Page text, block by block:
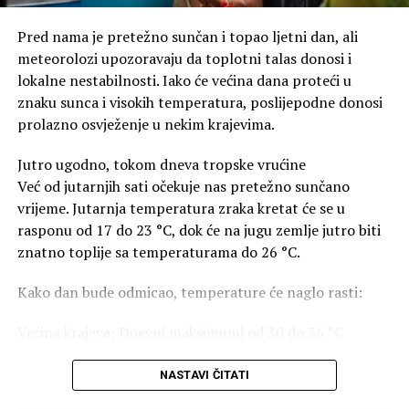
hemisfere.
Sam Indijskookeanski dipol obično izaziva manji
poremećaj. Međutim, u kombinaciji sa Super El Ninjom
može nastati znatno izraženiji lanac područja visokog i
Kako taj atmosferski talas prelazi preko Sjeverne
Amerike, pojačane putanje oluja podstiču stvaranje
područja niskog vazdušnog pritiska iznad sjevernog
Atlantika. To zatim pogoduje dotoku vazduha sa zapada
tropskih okeanskih pojava. Ipak, istraživanja pokazuju da
se tokom snažnog Super El Ninja i pozitivnog IOD-a
bitnije pridonijeti ublažavanje suše, tako da sesuša i
vrućinenastavlja i u narednih 7-10 dana.
“Trenutno, nekih naznaka zakišnije vrijemeima iza 17.
avgusta, ali to je još daleko”, objavljeno je na BHmeteo.
Srpskainfo
Pred nama je pretežno sunčan i topao ljetni dan, ali
meteorolozi upozoravaju da toplotni talas donosi i
lokalne nestabilnosti. Iako će većina dana proteći u
znaku sunca i visokih temperatura, poslijepodne donosi
prolazno osvježenje u nekim krajevima.
Jutro ugodno, tokom dneva tropske vrućine
Već od jutarnjih sati očekuje nas pretežno sunčano
vrijeme. Jutarnja temperatura zraka kretat će se u
rasponu od 17 do 23 °C, dok će na jugu zemlje jutro biti
znatno toplije sa temperaturama do 26 °C.
Kako dan bude odmicao, temperature će naglo rasti:
Jug zemlje: Izuzetno vruće sa temperaturama koje će
dostizati i 40 °C
NASTAVI ČITATI